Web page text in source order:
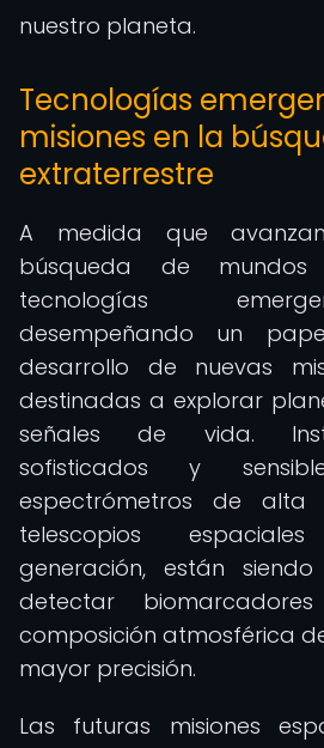
nuestro planeta.
Tecnologías
misiones en la
extraterrestre
A medida que
búsqueda de mundos
tecnologías
desempeñando un
desarrollo de nuevas
destinadas a explorar
señales de vida.
sofisticados y
espectrómetros de alta
telescopios
generación, están
detectar
composición atmosférica
mayor precisión.
Las futuras misiones